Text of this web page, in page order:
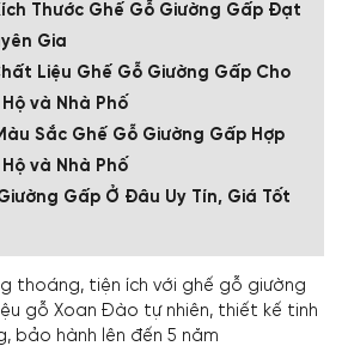
Thước Ghế Gỗ Giường Gấp Đạt
Gia
Liệu Ghế Gỗ Giường Gấp Cho
và Nhà Phố
Sắc Ghế Gỗ Giường Gấp Hợp
và Nhà Phố
Gấp Ở Đâu Uy Tín, Giá Tốt
thoáng, tiện ích với ghế gỗ giường
gỗ Xoan Đào tự nhiên, thiết kế tinh
bảo hành lên đến 5 năm